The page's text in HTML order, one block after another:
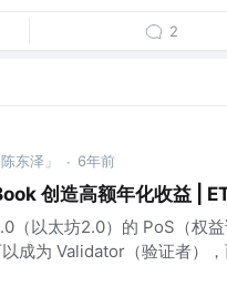
2
东泽」 · 6年前
创造高额年化收益 |
（以太坊2.0）的 PoS（权
成为 Validator（验证者）